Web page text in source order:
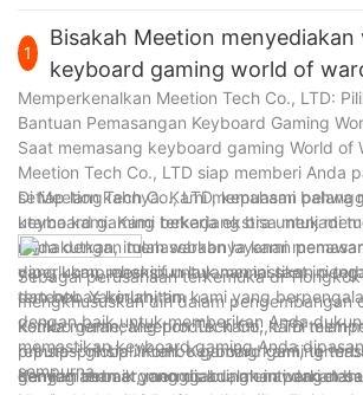
1
Bisakah Meetion menyediakan
keyboard gaming world of
Memperkenalkan Meetion Tech Co., LTD:
Bantuan Pemasangan Keyboard Gaming
Saat memasang keyboard gaming World of
Meetion Tech Co., LTD siap memberi Anda
setiap langkahnya. Kami memahami bahwa
keyboard gaming terkadang bisa menjadi
menakutkan, itulah sebabnya kami
yang komprehensif untuk memastikan
dan bebas kerumitan.
Di Meetion Tech Co., LTD, kepuasan
utama kami. Kami bekerja ekstra untuk
Anda dengan menawarkan layanan
diperlukan, meskipun layanan ini saat ini
tertentu. Yakinlah, tim kami yang
dengan baik untuk memberikan Anda
memastikan keyboard gaming Anda
sempurna.
Sebagai perusahaan terkemuka di
mengkhususkan diri dalam pengembangan
kombo game, Meetion Tech Co., LTD telah
reputasi global. Kombo gaming kami,
gaming terbaik yang diakui, menawarkan
Ketika merancang produk kami, kami
prinsip-prinsip ilmiah. Keyboard gaming
dengan cermat, menggabungkan
Kenyamanan ergonomis adalah inti dari